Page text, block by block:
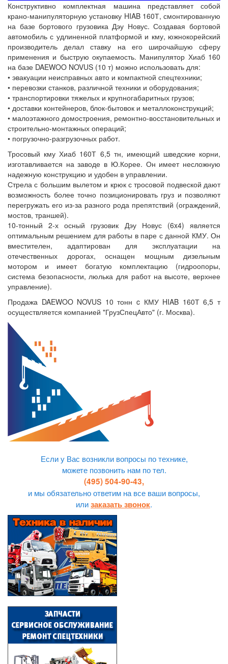
Конструктивно комплектная машина представляет собой
крано-манипуляторную установку HIAB 160Т, смонтированную
на базе бортового грузовика Дэу Новус. Создавая бортовой
автомобиль с удлиненной платформой и кму, южнокорейский
производитель делал ставку на его широчайшую сферу
применения и быструю окупаемость. Манипулятор Хиаб 160
на базе DAEWOO NOVUS (10 т) можно использовать для:
• эвакуации неисправных авто и компактной спецтехники;
• перевозки станков, различной техники и оборудования;
• транспортировки тяжелых и крупногабаритных грузов;
• доставки контейнеров, блок-бытовок и металлоконструкций;
• малоэтажного домостроения, ремонтно-восстановительных и
строительно-монтажных операций;
• погрузочно-разгрузочных работ.
Тросовый кму Хиаб 160Т 6,5 тн, имеющий шведские корни,
изготавливается на заводе в Ю.Корее. Он имеет несложную
надежную конструкцию и удобен в управлении.
Стрела с большим вылетом и крюк с тросовой подвеской дают
возможность более точно позиционировать груз и позволяют
перегружать его из-за разного рода препятствий (ограждений,
мостов, траншей).
10-тонный 2-х осный грузовик Дэу Новус (6x4) является
оптимальным решением для работы в паре с данной КМУ. Он
вместителен, адаптирован для эксплуатации на
отечественных дорогах, оснащен мощным дизельным
мотором и имеет богатую комплектацию (гидроопоры,
система безопасности, люлька для работ на высоте, верхнее
управление).
Продажа DAEWOO NOVUS 10 тонн c КМУ HIAB 160Т 6,5 т
осуществляется компанией "ГрузСпецАвто" (г. Москва).
Если у Вас возникли вопросы по технике,
можете позвонить нам по тел.
(495) 504-90-43,
и мы обязательно ответим на все ваши вопросы,
илизаказать звонок.